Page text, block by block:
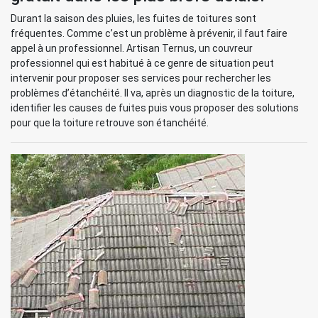
Durant la saison des pluies, les fuites de toitures sont
fréquentes. Comme c’est un problème à prévenir, il faut faire
appel à un professionnel. Artisan Ternus, un couvreur
professionnel qui est habitué à ce genre de situation peut
intervenir pour proposer ses services pour rechercher les
problèmes d’étanchéité. Il va, après un diagnostic de la toiture,
identifier les causes de fuites puis vous proposer des solutions
pour que la toiture retrouve son étanchéité.